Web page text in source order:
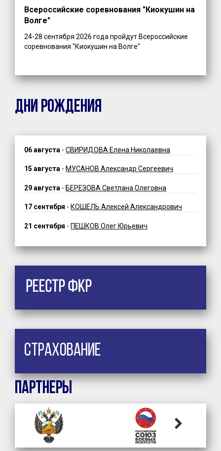
Всероссийские соревнования "Киокушин на
Волге"
24-28 сентября 2026 года пройдут Всероссийские
соревнования "Киокушин на Волге"
ДНИ РОЖДЕНИЯ
06 августа -СВИРИДОВА Елена Николаевна
15 августа - МУСАНОВ Александр Сергеевич
29 августа - БЕРЕЗОВА Светлана Олеговна
17 сентября - КОШЕЛЬ Алексей Александрович
21 сентября - ПЕШКОВ Олег Юрьевич
Страхование
Партнеры